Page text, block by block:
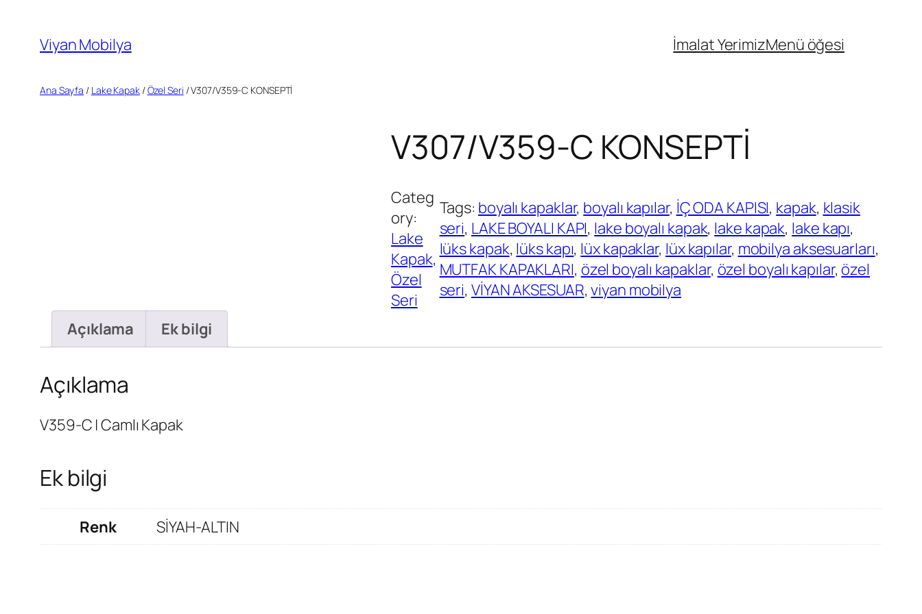
Viyan Mobilya İmalat YerimizMenü öğesi
Ana Sayfa / Lake Kapak/Özel Seri / V307/V359-C KONSEPTİ
V307/V359-C KONSEPTİ
Categ
ory:
Lake
Kapak ,
Özel
Seri
Tags: boyalı kapaklar, boyalı kapılar, İÇ ODA KAPISI, kapak, klasik
seri, LAKE BOYALI KAPI, lake boyalı kapak, lake kapak, lake kapı
lüks kapak, lüks kapı, lüx kapaklar, lüx kapılar, mobilya aksesuarları
MUTFAK KAPAKLARI, özel boyalı kapaklar, özel boyalı kapılar, özel
seri, VİYAN AKSESUAR, viyan mobilya
Açıklama
Ek bilgi
Açıklama
V359-C | Camlı Kapak
Ek bilgi
Renk SİYAH-ALTIN